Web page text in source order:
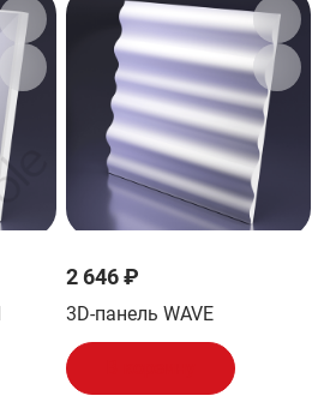
2 646 ₽
3D-панель WAVE